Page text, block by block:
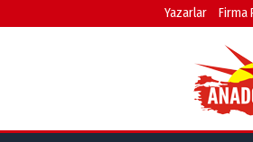
Yazarlar Firma